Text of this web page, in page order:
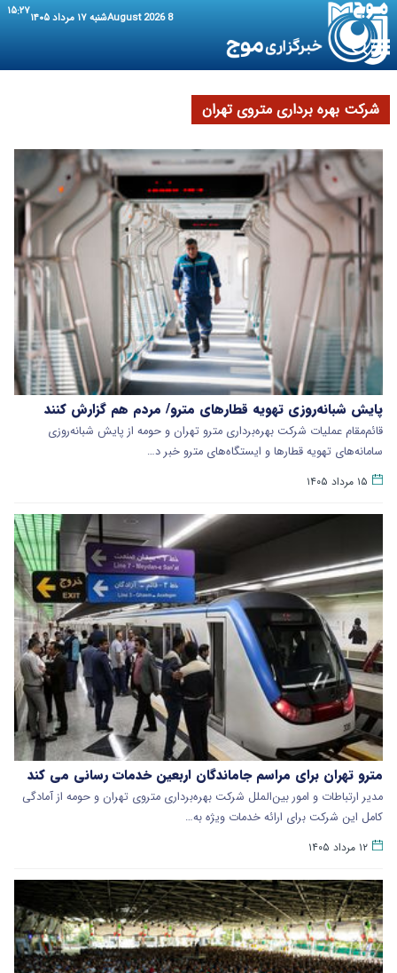
8 August 2026 شنبه ۱۷ مرداد ۱۴۰۵ ۱۵:۲۷
شرکت بهره برداری متروی تهران
پایش شبانه‌روزی تهویه قطارهای مترو/ مردم هم گزارش کنند
قائم‌مقام عملیات شرکت بهره‌برداری مترو تهران و حومه از پایش شبانه‌روزی
سامانه‌های تهویه قطارها و ایستگاه‌های مترو خبر د…
۱۵ مرداد ۱۴۰۵
مترو تهران برای مراسم جاماندگان اربعین خدمات رسانی می کند
مدیر ارتباطات و امور بین‌الملل شرکت بهره‌برداری متروی تهران و حومه از آمادگی
کامل این شرکت برای ارائه خدمات ویژه به…
۱۲ مرداد ۱۴۰۵